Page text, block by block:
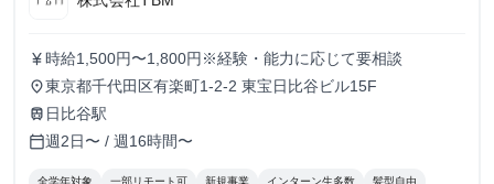
currency_yen 時給1,500円〜1,800円※経験・能力に応じて要相談
place東京都千代田区有楽町1-2-2 東宝日比谷ビル15F
train 日比谷駅
calendar_today週2日〜 / 週16時間〜
全学年対象 一部リモート可 新規事業 インターン生多数 髪型自由